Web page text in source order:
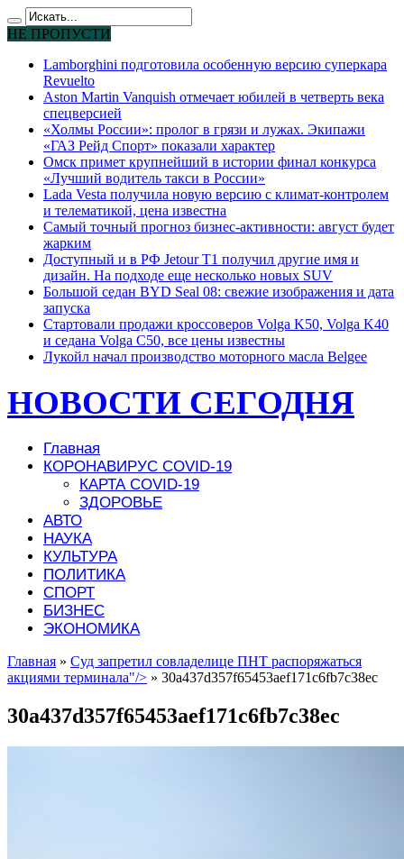
НЕ ПРОПУСТИ
Lamborghini подготовила особенную версию суперкара
Revuelto
Aston Martin Vanquish отмечает юбилей в четверть века
спецверсией
«Холмы России»: пролог в грязи и лужах. Экипажи
«ГАЗ Рейд Спорт» показали характер
Омск примет крупнейший в истории финал конкурса
«Лучший водитель такси в России»
Lada Vesta получила новую версию с климат-контролем
и телематикой, цена известна
Самый точный прогноз бизнес-активности: август будет
жарким
Доступный и в РФ Jetour T1 получил другие имя и
дизайн. На подходе еще несколько новых SUV
Большой седан BYD Seal 08: свежие изображения и дата
запуска
Стартовали продажи кроссоверов Volga K50, Volga K40
и седана Volga C50, все цены известны
Лукойл начал производство моторного масла Belgee
НОВОСТИ СЕГОДНЯ
Главная
КОРОНАВИРУС COVID-19
КАРТА COVID-19
ЗДОРОВЬЕ
АВТО
НАУКА
КУЛЬТУРА
ПОЛИТИКА
СПОРТ
БИЗНЕС
ЭКОНОМИКА
Главная » Суд запретил совладелице ПНТ распоряжаться
акциями терминала"/> » 30a437d357f65453aef171c6fb7c38ec
30a437d357f65453aef171c6fb7c38ec